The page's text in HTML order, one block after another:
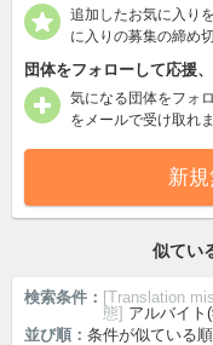
追加したお気に入り
に入りの募集の締め
団体をフォローして応援
気になる団体をフォ
をメールで受け取れま
新
似てい
検索条件： [Translation
態] アルバイト
並び順： 条件が似ている順